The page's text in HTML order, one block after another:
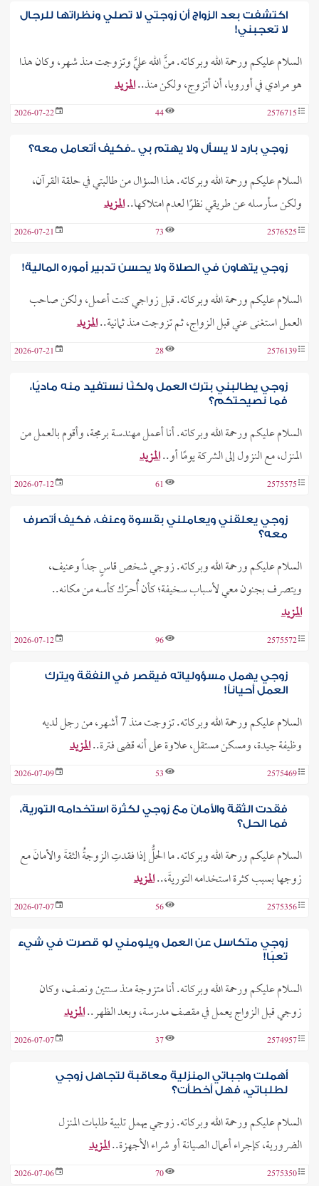
اكتشفت بعد الزواج أن زوجتي لا تصلي ونظراتها للرجال
لا تعجبني!
السلام عليكم ورحمة الله وبركاته. منَّ الله عليَّ وتزوجت منذ شهر، وكان هذا
هو مرادي في أوروبا، أن أتزوج، ولكن منذ..المزيد
2576715
44
2026-07-22
زوجي بارد لا يسأل ولا يهتم بي ..فكيف أتعامل معه؟
السلام عليكم ورحمة الله وبركاته. هذا السؤال من طالبتي في حلقة القرآن،
ولكن سأرسله عن طريقي نظرًا لعدم امتلاكها..المزيد
2576525
73
2026-07-21
زوجي يتهاون في الصلاة ولا يحسن تدبير أموره المالية!
السلام عليكم ورحمة الله وبركاته. قبل زواجي كنت أعمل، ولكن صاحب
العمل استغنى عني قبل الزواج، ثم تزوجت منذ ثمانية..المزيد
2576139
28
2026-07-21
زوجي يطالبني بترك العمل ولكنّا نستفيد منه ماديًا،
فما نصيحتكم؟
السلام عليكم ورحمة الله وبركاته. أنا أعمل مهندسة برمجة، وأقوم بالعمل من
المنزل، مع النزول إلى الشركة يومًا أو..المزيد
2575575
61
2026-07-12
زوجي يعلقني ويعاملني بقسوة وعنف، فكيف أتصرف
معه؟
السلام عليكم ورحمة الله وبركاته. زوجي شخص قاسٍ جداً وعنيف،
ويتصرف بجنون معي لأسباب سخيفة؛ كأن أُحرّك كأسه من مكانه..
المزيد
2575572
96
2026-07-12
زوجي يهمل مسؤولياته فيقصر في النفقة ويترك
العمل أحياناً!
السلام عليكم ورحمة الله وبركاته. تزوجت منذ 7 أشهر، من رجل لديه
وظيفة جيدة، ومسكن مستقل، علاوة على أنه قضى فترة..المزيد
2575469
53
2026-07-09
فقدت الثقةَ والأمانَ مع زوجي لكثرة استخدامه التوريةَ،
فما الحل؟
السلام عليكم ورحمة الله وبركاته. ما الحلُّ إذا فقدتِ الزوجةُ الثقةَ والأمانَ مع
زوجها بسبب كثرة استخدامه التوريةَ،..المزيد
2575356
56
2026-07-07
زوجي متكاسل عن العمل ويلومني لو قصرت في شيء
تعبًا!
السلام عليكم ورحمة الله وبركاته. أنا متزوجة منذ سنتين ونصف، وكان
زوجي قبل الزواج يعمل في مقصف مدرسة، وبعد الظهر..المزيد
2574957
37
2026-07-07
أهملت واجباتي المنزلية معاقبة لتجاهل زوجي
لطلباتي، فهل أخطأت؟
السلام عليكم ورحمة الله وبركاته. زوجي يهمل تلبية طلبات المنزل
الضرورية، كإجراء أعمال الصيانة أو شراء الأجهزة..المزيد
2575350
70
2026-07-06